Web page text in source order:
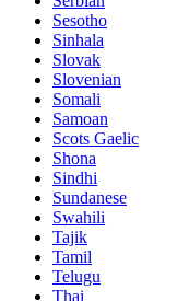
Sesotho
Sinhala
Slovak
Slovenian
Somali
Samoan
Scots Gaelic
Shona
Sindhi
Sundanese
Swahili
Tajik
Tamil
Telugu
Thai